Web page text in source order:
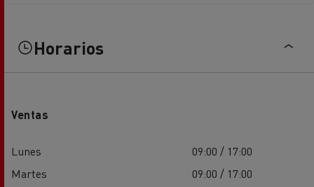
Horarios
Ventas
Lunes
09:00 / 17:00
Martes
09:00 / 17:00